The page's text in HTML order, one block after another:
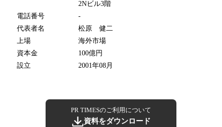
2Nビル3階
電話番号
-
代表者名
松原 健二
上場
海外市場
資本金
100億円
設立
2001年08月
PR TIMESのご利用について
資料をダウンロード